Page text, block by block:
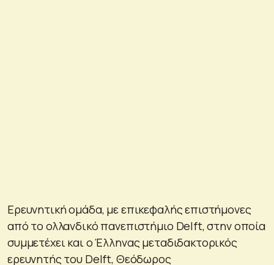
Ερευνητική ομάδα, με επικεφαλής επιστήμονες
από το ολλανδικό πανεπιστήμιο Delft, στην οποία
συμμετέχει και ο Έλληνας μεταδιδακτορικός
ερευνητής του Delft, Θεόδωρος